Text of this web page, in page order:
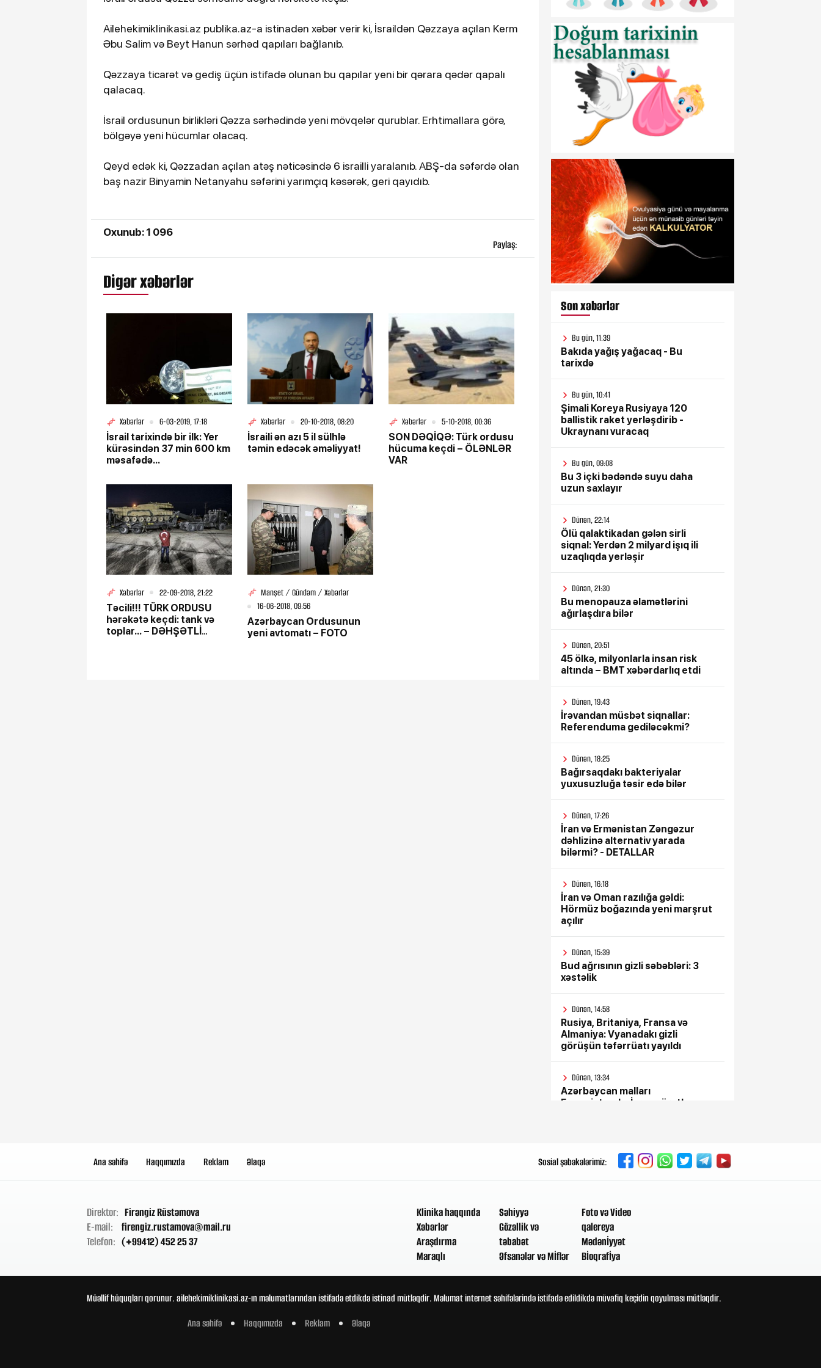
Ailehekimiklinikasi.az publika.az-a istinadən xəbər verir ki, İsraildən Qəzzaya açılan Kerm
Əbu Salim və Beyt Hanun sərhəd qapıları bağlanıb.
Qəzzaya ticarət və gediş üçün istifadə olunan bu qapılar yeni bir qərara qədər qapalı
qalacaq.
İsrail ordusunun birlikləri Qəzza sərhədində yeni mövqelər qurublar. Erhtimallara görə,
bölgəyə yeni hücumlar olacaq.
Qeyd edək ki, Qəzzadan açılan atəş nəticəsində 6 israilli yaralanıb. ABŞ-da səfərdə olan
baş nazir Binyamin Netanyahu səfərini yarımçıq kəsərək, geri qayıdıb.
Oxunub: 1 096
Paylaş:
Digər xəbərlər
Xəbərlər
6-03-2019, 17:18
İsrail tarixində bir ilk: Yer
kürəsindən 37 min 600 km
məsafədə...
Xəbərlər
20-10-2018, 08:20
İsraili ən azı 5 il sülhlə
təmin edəcək əməliyyat!
Xəbərlər
5-10-2018, 00:36
SON DƏQİQƏ: Türk ordusu
hücuma keçdi – ÖLƏNLƏR
VAR
Xəbərlər
22-09-2018, 21:22
Təcili!!! TÜRK ORDUSU
hərəkətə keçdi: tank və
toplar... – DƏHŞƏTLİ
Manşet / Gündəm / Xəbərlər
16-06-2018, 09:56
Azərbaycan Ordusunun
yeni avtomatı – FOTO
Son xəbərlər
Bu gün, 11:39
Bakıda yağış yağacaq - Bu
tarixdə
Bu gün, 10:41
Şimali Koreya Rusiyaya 120
ballistik raket yerləşdirib -
Ukraynanı vuracaq
Bu gün, 09:08
Bu 3 içki bədəndə suyu daha
uzun saxlayır
Dünən, 22:14
Ölü qalaktikadan gələn sirli
siqnal: Yerdən 2 milyard işıq ili
uzaqlıqda yerləşir
Dünən, 21:30
Bu menopauza əlamətlərini
ağırlaşdıra bilər
Dünən, 20:51
45 ölkə, milyonlarla insan risk
altında – BMT xəbərdarlıq etdi
Dünən, 19:43
İrəvandan müsbət siqnallar:
Referenduma gediləcəkmi?
Dünən, 18:25
Bağırsaqdakı bakteriyalar
yuxusuzluğa təsir edə bilər
Dünən, 17:26
İran və Ermənistan Zəngəzur
dəhlizinə alternativ yarada
bilərmi? - DETALLAR
Dünən, 16:18
İran və Oman razılığa gəldi:
Hörmüz boğazında yeni marşrut
açılır
Dünən, 15:39
Bud ağrısının gizli səbəbləri: 3
xəstəlik
Dünən, 14:58
Rusiya, Britaniya, Fransa və
Almaniya: Vyanadakı gizli
görüşün təfərrüatı yayıldı
Dünən, 13:34
Azərbaycan malları
Ermənistanda: İxrac sürətlə
D vitamini niyə aşağı olur? –
Mütəxəssis əsas səbəbləri
Dünən, 11:08
Kart limitləri ilə bağlı yenilik: Bir il
ərzində 20 min manat...
bölgəyə yeridildi – Kritik şəhərdə
Ana səhifə Haqqımızda Reklam Əlaqə Sosial şəbəkələrimiz:
Direktor: Firəngiz Rüstəmova
E-mail:
firengiz.rustamova@mail.ru
Telefon: (+99412) 452 25 37
Klinika haqqında
Xəbərlər
Araşdırma
Maraqlı
Səhiyyə
Gözəllik və
təbabət
Əfsanələr və Mİflər
Foto və Video
qalereya
Mədənİyyət
Bİoqrafİya
Müəllif hüquqları qorunur. ailehekimiklinikasi.az-ın məlumatlarından istifadə etdikdə istinad mütləqdir. Məlumat internet səhifələrində istifadə edildikdə müvafiq keçidin qoyulması mütləqdir.
Ana səhifə
Haqqımızda Reklam Əlaqə